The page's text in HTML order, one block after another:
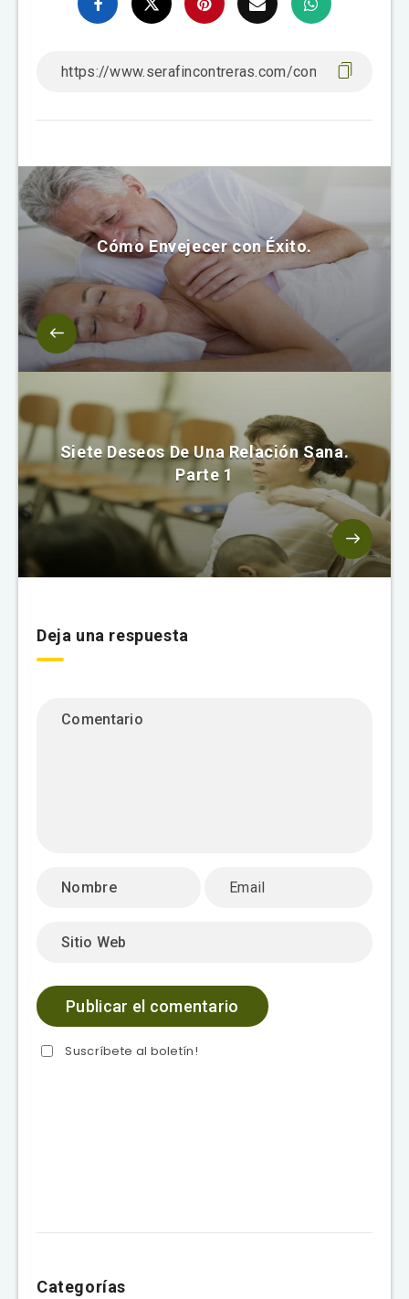
Cómo Envejecer con Éxito.
Siete Deseos De Una Relación Sana.
Parte 1
Deja una respuesta
Suscríbete al boletín!
Categorías